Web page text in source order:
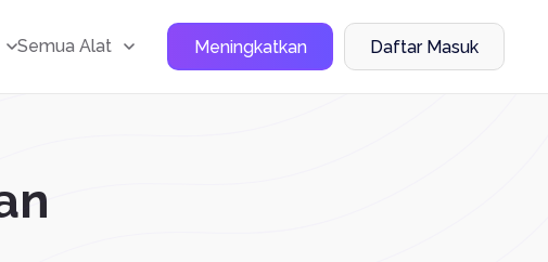
Semua Alat Meningkatkan Daftar Masuk